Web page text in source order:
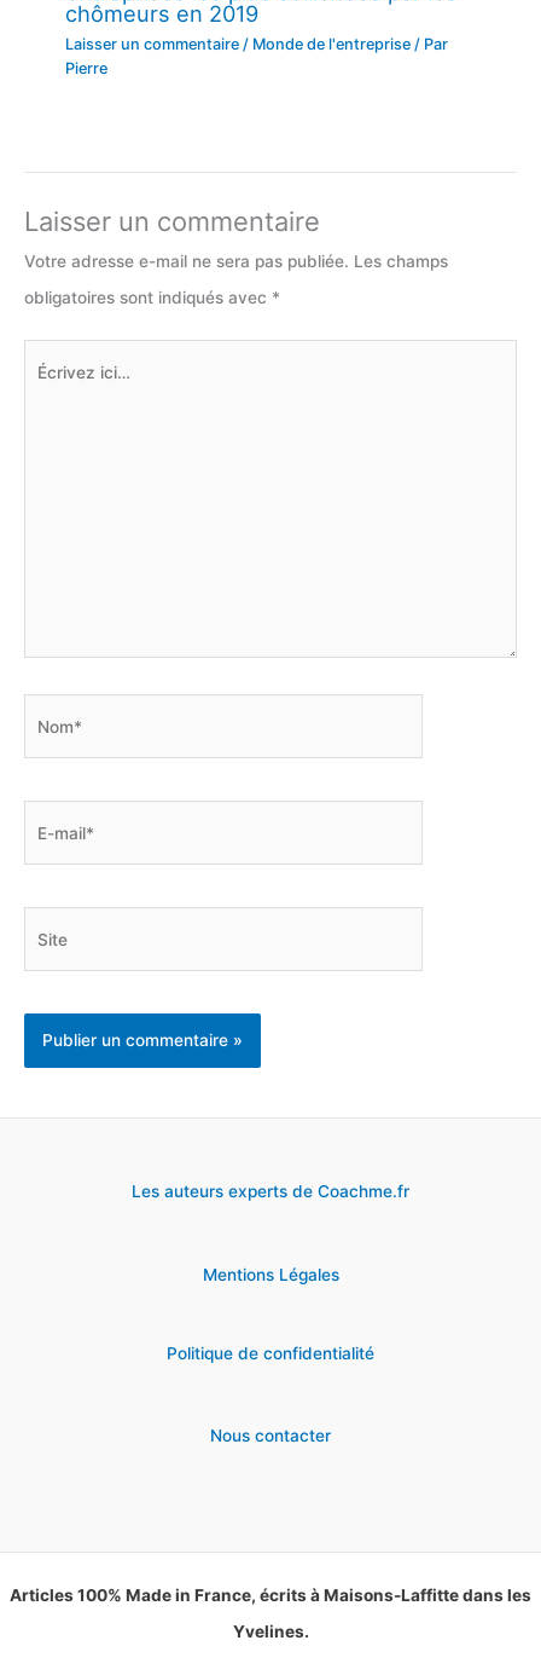
chômeurs en 2019
Laisser un commentaire / Monde de l'entreprise / Par
Pierre
Laisser un commentaire
Votre adresse e-mail ne sera pas publiée. Les champs
obligatoires sont indiqués avec *
Les auteurs experts de Coachme.fr
Mentions Légales
Politique de confidentialité
Nous contacter
Articles 100% Made in France, écrits à Maisons-Laffitte dans les
Yvelines.